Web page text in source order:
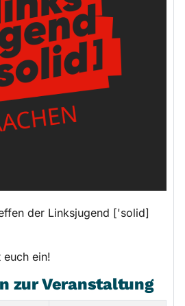
der Linksjugend ['solid]
ein!
zur Veranstaltung